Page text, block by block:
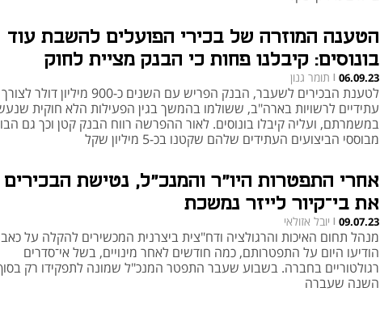
הטענה המוזרה של בכירי הפועלים להשבת עוד
בונוסים: קיבלנו פחות כי הבנק מציית לחוק
06.09.23
| תומר גנון
לטענת הבכירים לשעבר, הבנק הפריש עם השנים כ-900
עתידיים לרשויות בארה"ב, ששולמו בהמשך בגין הפעילות הלא חוקית
במשמרתם, ועליה קיבלו בונוסים. לאור ההפרשה רווח הבנק קטן וכך גם
מבוססי הביצועים העתידים שלהם שקטנו בכ-5 מיליון שקל
אחרי התפטרות היו"ר והמנכ"ל, נטישת הבכירים
את בי־קיור לייזר נמשכת
09.07.23
| יובל אזולאי
מנהל תחום האיכות והרגולציה ודח"צית ביצרנית המכשירים להקלה על כאב
הודיעו היום על התפטרותם, כמה חודשים לאחר מינויים, בשל אי־סדרים
רגולטוריים בחברה. בשבוע שעבר התפטר המנכ"ל שמונה לתפקידו רק
השנה שעברה